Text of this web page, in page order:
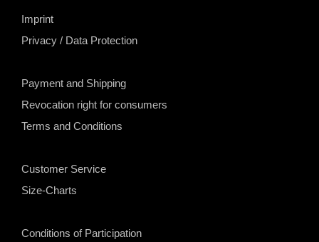
Imprint
Privacy / Data Protection
Payment and Shipping
Revocation right for consumers
Terms and Conditions
Customer Service
Size-Charts
Conditions of Participation